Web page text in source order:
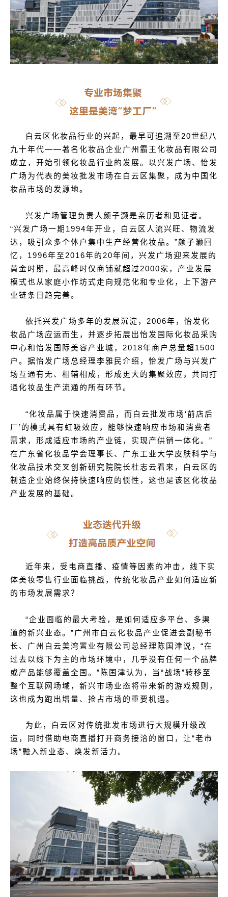
白云区化妆品行业的兴起，最早可追溯至20世纪八
九十年代——著名化妆品企业广州霸王化妆品有限公司
成立，开始引领化妆品行业的发展。以兴发广场、怡发
广场为代表的美妆批发市场在白云区集聚，成为中国化
妆品市场的发源地。
兴发广场管理负责人颜子灏是亲历者和见证者。
“兴发广场一期1994年开业，白云区人流兴旺、物流发
达，吸引众多个体户集中生产经营化妆品。”颜子灏回
忆，1996年至2016年的20年间，兴发广场迎来发展的
黄金时期，最高峰时仅商铺就超过2000家，产业发展
模式也从家庭小作坊式走向规范化和专业化，上下游产
业链条日趋完善。
依托兴发广场多年的发展沉淀，2006年，怡发化
妆品广场应运而生，并逐步拓展出怡发国际化妆品采购
中心和怡发国际美容产业城，2018年商户总量超1500
户。据怡发广场总经理李雅民介绍，怡发广场与兴发广
场互通有无、相辅相成，形成更大的集聚效应，共同打
通化妆品生产流通的所有环节。
“化妆品属于快速消费品，而白云批发市场‘前店后
厂’的模式具有虹吸效应，能够快速响应市场和消费者
需求，形成适应市场的产业链，实现产供销一体化。”
在广东省化妆品学会理事长、广东工业大学皮肤科学与
化妆品技术交叉创新研究院院长杜志云看来，白云区的
制造企业始终保持快速响应的惯性，这也是该区化妆品
产业发展的基础。
近年来，受电商直播、疫情等因素的冲击，线下实
体美妆零售行业面临挑战，传统化妆品产业如何适应新
的市场发展需求？
“企业面临的最大考验，是如何适应多平台、多渠
道的新兴业态。”广州市白云化妆品产业促进会副秘书
长、广州白云美湾置业有限公司总经理陈国津说，“在
过去以线下为主的市场环境中，几乎没有任何一个品牌
或产品能够覆盖全国。”陈国津认为，当“战场”转移至
整个互联网场域，新兴市场业态将带来新的游戏规则，
这也成为跑出增量、抢占市场的重要机遇。
为此，白云区对传统批发市场进行大规模升级改
造，同时借助电商直播打开商务接洽的窗口，让“老市
场”融入新业态、焕发新活力。